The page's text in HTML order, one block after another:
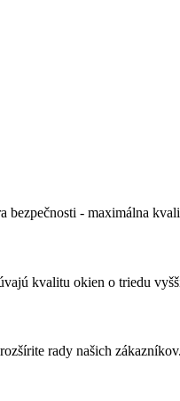
bezpečnosti - maximálna
kvalitu okien o triedu
rady našich